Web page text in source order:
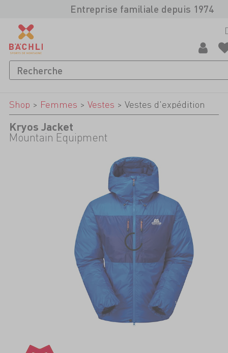
Entreprise familiale depuis 1974
Shop > Femmes > Vestes > Vestes d'expédition
Kryos Jacket
Mountain Equipment